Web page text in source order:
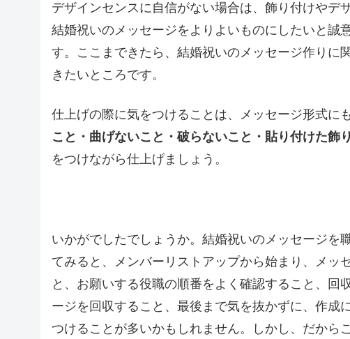
デザインセンスに自信がない場合は、飾り付けやデ
結婚祝いのメッセージをよりよいものにしたいと誠
す。ここまできたら、結婚祝いのメッセージ作りに
きたいところです。
仕上げの際に気をつけることは、メッセージ形式に
こと・曲げないこと・破らないこと・貼り付けた飾
をつけながら仕上げましょう。
いかがでしたでしょうか。結婚祝いのメッセージを
てみると、メンバーリストアップから始まり、メッ
と、お願いする役職の順番をよく確認すること、回
ージを回収すること、最後まで気を抜かずに、作成
つけることが多いかもしれません。しかし、だからこ